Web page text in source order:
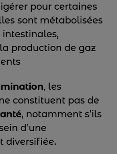
pour certaines
sont métabolisées
intestinales,
production de gaz
, les
constituent pas de
, notamment s’ils
d’une
diversifiée.